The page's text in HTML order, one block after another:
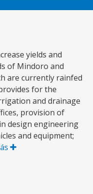
yields and
of Mindoro and
are currently rainfed
for the
and drainage
provision of
design engineering
and equipment;